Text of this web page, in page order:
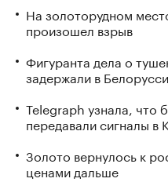
На золоторудном
произошел взрыв
Фигуранта дела о
задержали в
Telegraph узнала, что
передавали сигналы в
Золото вернулось к
ценами дальше